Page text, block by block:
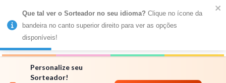
MENU
Números
Personalize seu
Sorteador!
Que tal ver o Sorteador no seu idioma? Clique no ícone da
bandeira no canto superior direito para ver as opções
disponíveis!